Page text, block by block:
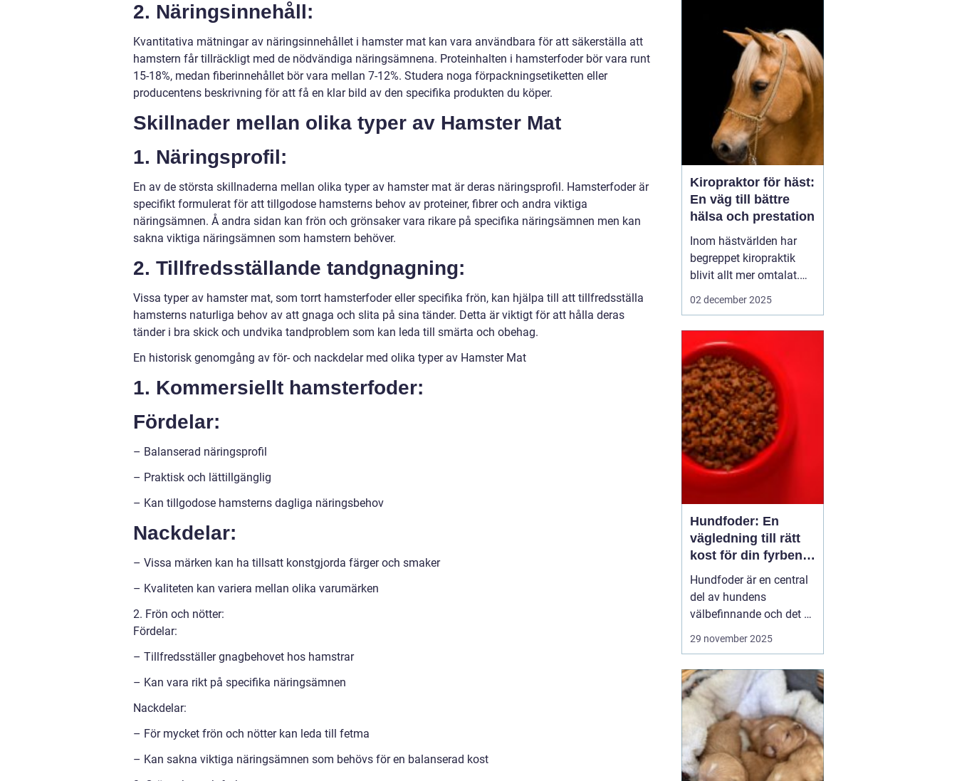
2. Näringsinnehåll:
Kvantitativa mätningar av näringsinnehållet i hamster mat kan vara användbara för att säkerställa att
hamstern får tillräckligt med de nödvändiga näringsämnena. Proteinhalten i hamsterfoder bör vara runt
15-18%, medan fiberinnehållet bör vara mellan 7-12%. Studera noga förpackningsetiketten eller
producentens beskrivning för att få en klar bild av den specifika produkten du köper.
Skillnader mellan olika typer av Hamster Mat
1. Näringsprofil:
En av de största skillnaderna mellan olika typer av hamster mat är deras näringsprofil. Hamsterfoder är
specifikt formulerat för att tillgodose hamsterns behov av proteiner, fibrer och andra viktiga
näringsämnen. Å andra sidan kan frön och grönsaker vara rikare på specifika näringsämnen men kan
sakna viktiga näringsämnen som hamstern behöver.
2. Tillfredsställande tandgnagning:
Vissa typer av hamster mat, som torrt hamsterfoder eller specifika frön, kan hjälpa till att tillfredsställa
hamsterns naturliga behov av att gnaga och slita på sina tänder. Detta är viktigt för att hålla deras
tänder i bra skick och undvika tandproblem som kan leda till smärta och obehag.
En historisk genomgång av för- och nackdelar med olika typer av Hamster Mat
1. Kommersiellt hamsterfoder:
Fördelar:
– Balanserad näringsprofil
– Praktisk och lättillgänglig
– Kan tillgodose hamsterns dagliga näringsbehov
Nackdelar:
– Vissa märken kan ha tillsatt konstgjorda färger och smaker
– Kvaliteten kan variera mellan olika varumärken
2. Frön och nötter:
Fördelar:
– Tillfredsställer gnagbehovet hos hamstrar
– Kan vara rikt på specifika näringsämnen
Nackdelar:
– För mycket frön och nötter kan leda till fetma
– Kan sakna viktiga näringsämnen som behövs för en balanserad kost
Djurtandvård handlar
Kiropraktor för häst:
En väg till bättre
hälsa och prestation
Inom hästvärlden har
begreppet kiropraktik
blivit allt mer omtalat.
För den som inte är
modefluga, men faktum
är att denna metod har
antika rötter och syftar
till at...
02 december 2025
Hundfoder: En
vägledning till rätt
kost för din fyrbenta
vän
Hundfoder är en central
del av hundens
välbefinnande och det är
viktigt för alla
näringsrika och lämpliga
kosten för sina älskade
husdjur. Genom...
29 november 2025